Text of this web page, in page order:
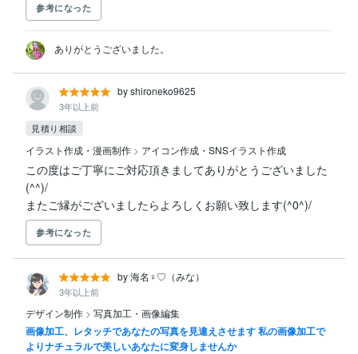
参考になった
ありがとうございました。
by shironeko9625
3年以上前
見積り相談
イラスト作成・漫画制作 > アイコン作成・SNSイラスト作成
この度はご丁寧にご対応頂きましてありがとうございました
(^^)/
またご縁がございましたらよろしくお願い致します(^0^)/
参考になった
by 海名♀♡（みな）
3年以上前
デザイン制作 > 写真加工・画像編集
画像加工、レタッチであなたの写真を見違えさせます 私の画像加工で
よりナチュラルで美しいあなたに変身しませんか